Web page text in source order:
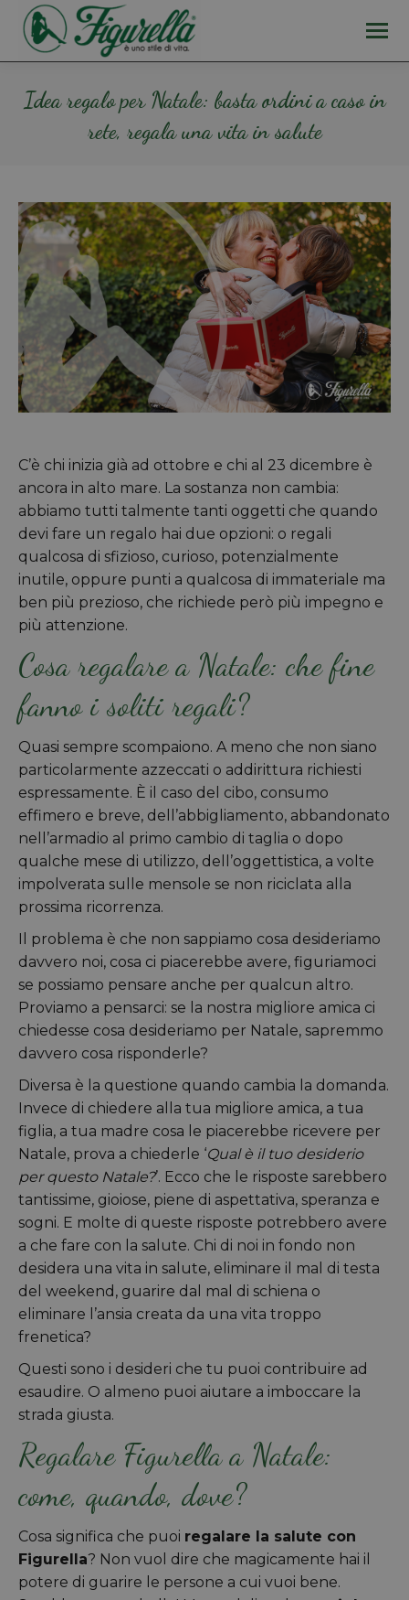
Idea regalo per Natale: basta ordini a caso in
rete, regala una vita in salute
C’è chi inizia già ad ottobre e chi al 23 dicembre è
ancora in alto mare. La sostanza non cambia:
abbiamo tutti talmente tanti oggetti che quando
devi fare un regalo hai due opzioni: o regali
qualcosa di sfizioso, curioso, potenzialmente
inutile, oppure punti a qualcosa di immateriale ma
ben più prezioso, che richiede però più impegno e
più attenzione.
Cosa regalare a Natale: che fine
fanno i soliti regali?
Quasi sempre scompaiono. A meno che non siano
particolarmente azzeccati o addirittura richiesti
espressamente. È il caso del cibo, consumo
effimero e breve, dell’abbigliamento, abbandonato
nell’armadio al primo cambio di taglia o dopo
qualche mese di utilizzo, dell’oggettistica, a volte
impolverata sulle mensole se non riciclata alla
prossima ricorrenza.
Il problema è che non sappiamo cosa desideriamo
davvero noi, cosa ci piacerebbe avere, figuriamoci
se possiamo pensare anche per qualcun altro.
Proviamo a pensarci: se la nostra migliore amica ci
chiedesse cosa desideriamo per Natale, sapremmo
davvero cosa risponderle?
Diversa è la questione quando cambia la domanda.
Invece di chiedere alla tua migliore amica, a tua
figlia, a tua madre cosa le piacerebbe ricevere per
Natale, prova a chiederle ‘Qual è il tuo desiderio
per questo Natale?’. Ecco che le risposte sarebbero
tantissime, gioiose, piene di aspettativa, speranza e
sogni. E molte di queste risposte potrebbero avere
a che fare con la salute. Chi di noi in fondo non
desidera una vita in salute, eliminare il mal di testa
del weekend, guarire dal mal di schiena o
eliminare l’ansia creata da una vita troppo
frenetica?
Questi sono i desideri che tu puoi contribuire ad
esaudire. O almeno puoi aiutare a imboccare la
strada giusta.
Regalare Figurella a Natale:
come, quando, dove?
Cosa significa che puoi regalare la salute con
Figurella? Non vuol dire che magicamente hai il
potere di guarire le persone a cui vuoi bene.